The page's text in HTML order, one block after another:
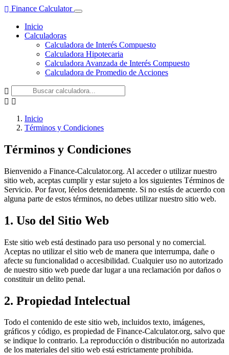
Finance Calculator
Inicio
Calculadoras
Calculadora de Interés Compuesto
Calculadora Hipotecaria
Calculadora Avanzada de Interés Compuesto
Calculadora de Promedio de Acciones
Inicio
Términos y Condiciones
Términos y Condiciones
Bienvenido a Finance-Calculator.org. Al acceder o utilizar nuestro
sitio web, aceptas cumplir y estar sujeto a los siguientes Términos de
Servicio. Por favor, léelos detenidamente. Si no estás de acuerdo con
alguna parte de estos términos, no debes utilizar nuestro sitio web.
1. Uso del Sitio Web
Este sitio web está destinado para uso personal y no comercial.
Aceptas no utilizar el sitio web de manera que interrumpa, dañe o
afecte su funcionalidad o accesibilidad. Cualquier uso no autorizado
de nuestro sitio web puede dar lugar a una reclamación por daños o
constituir un delito penal.
2. Propiedad Intelectual
Todo el contenido de este sitio web, incluidos texto, imágenes,
gráficos y código, es propiedad de Finance-Calculator.org, salvo que
se indique lo contrario. La reproducción o distribución no autorizada
de los materiales del sitio web está estrictamente prohibida.